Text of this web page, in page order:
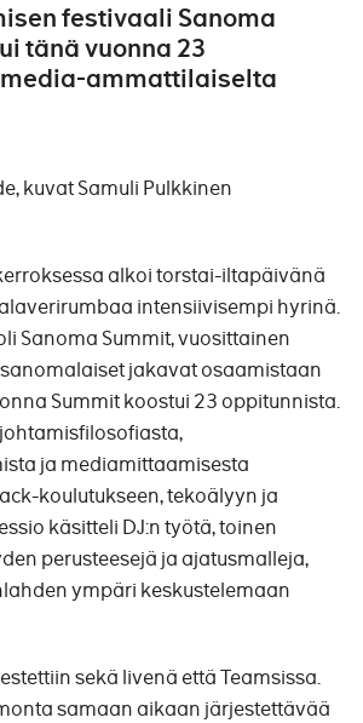
festivaali Sanoma
tänä vuonna 23
ammattilaiselta
kuvat Samuli Pulkkinen
alkoi torstai-iltapäivänä
intensiivisempi hyrinä.
Sanoma Summit, vuosittainen
jakavat osaamistaan
Summit koostui 23 oppitunnista.
ja mediamittaamisesta
koulutukseen, tekoälyyn ja
käsitteli DJ:n työtä, toinen
perusteesejä ja ajatusmalleja,
ympäri keskustelemaan
sekä livenä että Teamsissa.
samaan aikaan järjestettävää